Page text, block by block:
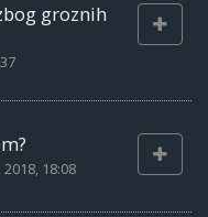
groznih
2018, 18:08